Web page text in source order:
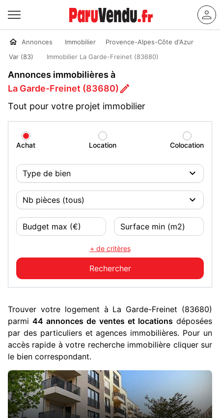
Annonces Immobilier
Provence-Alpes-Côte d'Azur
Var (83)
Immobilier La Garde-Freinet (83680)
Annonces immobilières à
La Garde-Freinet (83680)
Tout pour votre projet immobilier
Achat Location Colocation
+ de critères
Trouver votre logement à La Garde-Freinet (83680)
parmi44 annonces de ventes et locations déposées
par des particuliers et agences immobilières. Pour un
accès rapide à votre recherche immobilière cliquer sur
le bien correspondant.